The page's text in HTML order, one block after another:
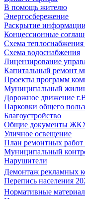
В помощь жителю
Энергосбережение
Раскрытие
Концессионные
Схема теплоснабжения
Схема водоснабжения
Лицензирование
Капитальный ремонт
Проекты программ
Муниципальный
Дорожное движение
Парковки общего
Благоустройство
Общие документы
Уличное освещение
План ремонтных работ
Муниципальный
Нарушители
Демонтаж рекламных
Перепись населения
Нормативные